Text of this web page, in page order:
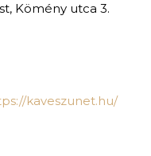
Kömény utca 3.
kaveszunet.hu/